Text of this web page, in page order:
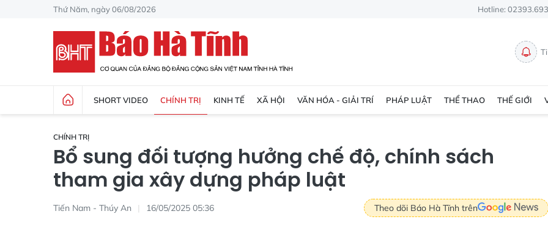
Thứ Năm, ngày 06/08/2026 Hotline:
SHORT VIDEO CHÍNH TRỊ KINH TẾ XÃ HỘI VĂN HÓA - GIẢI TRÍ PHÁP LUẬT THỂ THAO THẾ GIỚI
CHÍNH TRỊ
Bổ sung đối tượng hưởng chế độ, chính sách
tham gia xây dựng pháp luật
Tiến Nam - Thúy An 16/05/2025 05:36 Theo dõi Báo Hà Tĩnh trên